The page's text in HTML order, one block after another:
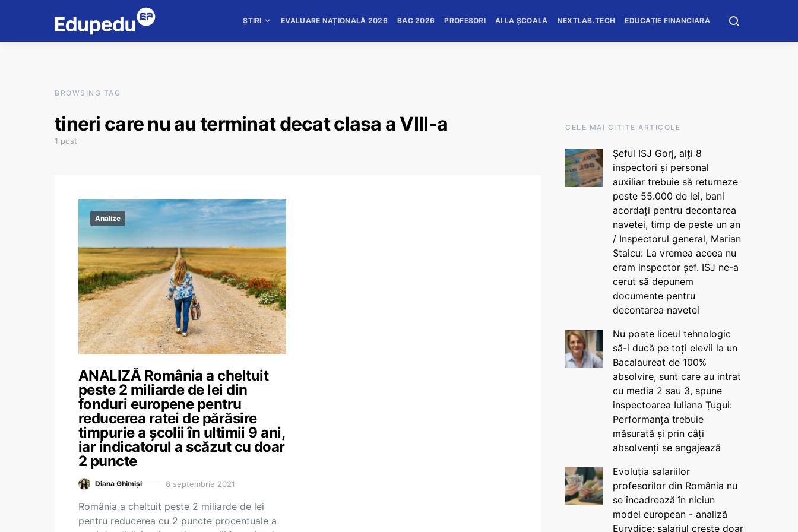
ȘTIRI EVALUARE NAȚIONALĂ 2026 BAC 2026 PROFESORI AI LA ȘCOALĂ NEXTLAB.TECH EDUCAȚIE FINANCIARĂ
BROWSING TAG
tineri care nu au terminat decat clasa a VIII-a
1 post
Analize
ANALIZĂ România a cheltuit
peste 2 miliarde de lei din
fonduri europene pentru
reducerea ratei de părăsire
timpurie a școlii în ultimii 9 ani,
iar indicatorul a scăzut cu doar
2 puncte
Diana Ghimiși 8 septembrie 2021
România a cheltuit peste 2 miliarde de lei
pentru reducerea cu 2 puncte procentuale a
CELE MAI CITITE ARTICOLE
Șeful ISJ Gorj, alți 8
inspectori și personal
auxiliar trebuie să returneze
peste 55.000 de lei, bani
acordați pentru decontarea
navetei, timp de peste un an
/ Inspectorul general, Marian
Staicu: La vremea aceea nu
eram inspector șef. ISJ ne-a
cerut să depunem
documente pentru
decontarea navetei
Nu poate liceul tehnologic
să-i ducă pe toți elevii la un
Bacalaureat de 100%
absolvire, sunt care au intrat
cu media 2 sau 3, spune
inspectoarea Iuliana Țugui:
Performanța trebuie
măsurată și prin câți
absolvenți se angajează
Evoluția salariilor
profesorilor din România nu
se încadrează în niciun
model european - analiză
Eurydice: salariul crește doar